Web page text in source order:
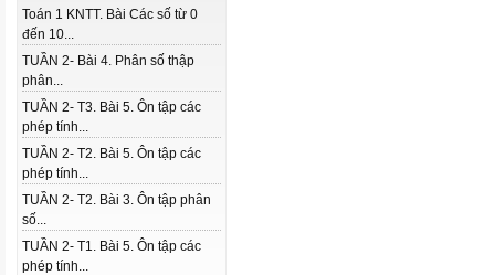
Toán 1 KNTT. Bài Các số từ 0
đến 10...
TUẦN 2- Bài 4. Phân số thập
phân...
TUẦN 2- T3. Bài 5. Ôn tập các
phép tính...
TUẦN 2- T2. Bài 5. Ôn tập các
phép tính...
TUẦN 2- T2. Bài 3. Ôn tập phân
số...
TUẦN 2- T1. Bài 5. Ôn tập các
phép tính...